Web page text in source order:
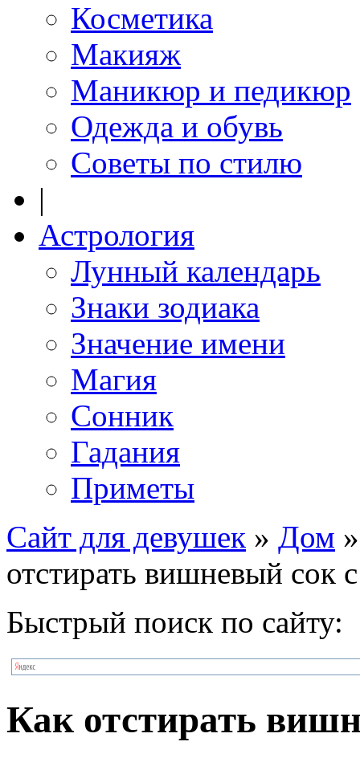
Косметика
Макияж
Маникюр и педикюр
Одежда и обувь
Советы по стилю
|
Астрология
Лунный календарь
Знаки зодиака
Значение имени
Магия
Сонник
Гадания
Приметы
Сайт для девушек » Дом
отстирать вишневый сок
Быстрый поиск по сайту:
Как отстирать